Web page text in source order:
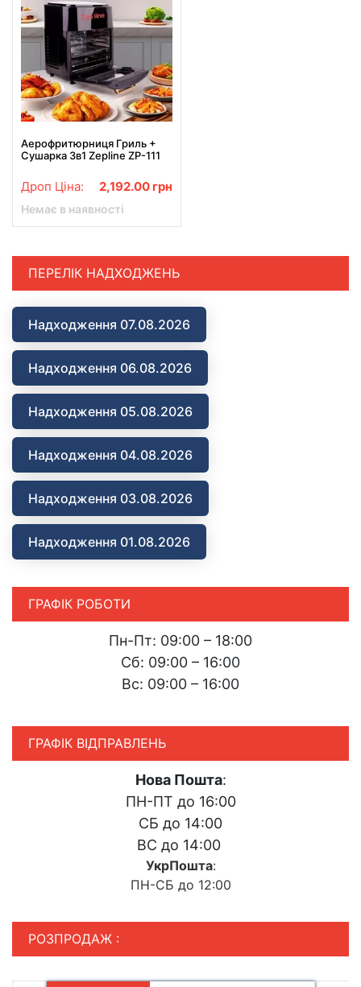
Аерофритюрниця Гриль +
Сушарка 3в1 Zepline ZP-111
Дроп Ціна: 2,192.00 грн
Немає в наявності
ПЕРЕЛІК НАДХОДЖЕНЬ
Надходження 07.08.2026
Надходження 06.08.2026
Надходження 05.08.2026
Надходження 04.08.2026
Надходження 03.08.2026
Надходження 01.08.2026
ГРАФІК РОБОТИ
Пн-Пт: 09:00 – 18:00
Сб: 09:00 – 16:00
Вс: 09:00 – 16:00
ГРАФІК ВІДПРАВЛЕНЬ
Нова Пошта:
ПН-ПТ до 16:00
СБ до 14:00
ВС до 14:00
УкрПошта:
ПН-СБ до 12:00
РОЗПРОДАЖ :